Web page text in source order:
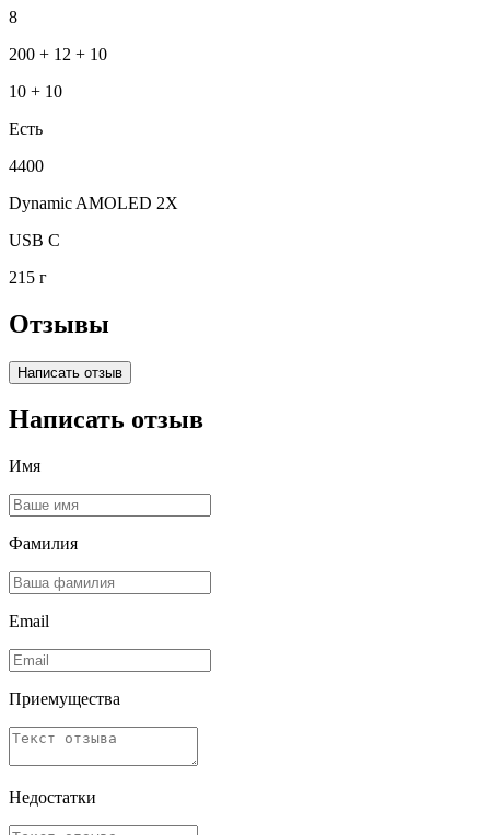
8
200 + 12 + 10
10 + 10
Есть
4400
Dynamic AMOLED 2X
USB C
215 г
Отзывы
Написать отзыв
Написать отзыв
Имя
Фамилия
Email
Приемущества
Недостатки